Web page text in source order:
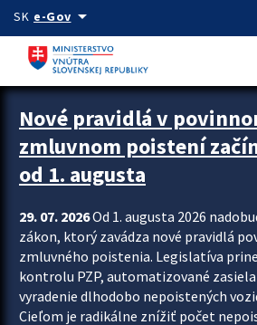
Preskocit na hlavný obsah
SK e-Govarrow_drop_down
Zastavit automatický posun upútavok
Nové pravidlá v
zmluvnom poistení
od 1. augusta
29. 07. 2026Od 1. augusta 2026
zákon, ktorý zavádza nové pravidlá
zmluvného poistenia. Legislatíva
kontrolu PZP, automatizované
vyradenie dlhodobo nepoistených
Cieľom je radikálne znížiť počet